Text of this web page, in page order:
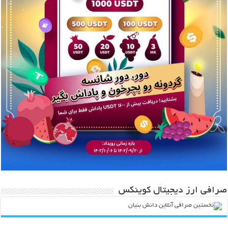
صرافی ارز دیجیتال کوینکس